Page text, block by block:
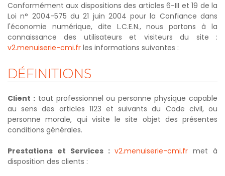
Conformément aux dispositions des articles 6-III et 19 de la
Loi n° 2004-575 du 21 juin 2004 pour la Confiance dans
l'économie numérique, dite L.C.E.N., nous portons à la
connaissance des utilisateurs et visiteurs du site :
v2.menuiserie-cmi.fr les informations suivantes :
DÉFINITIONS
Client :tout professionnel ou personne physique capable
au sens des articles 1123 et suivants du Code civil, ou
personne morale, qui visite le site objet des présentes
conditions générales.
Prestations et Services : v2.menuiserie-cmi.fr met à
disposition des clients :